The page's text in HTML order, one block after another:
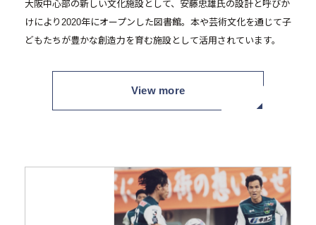
大阪中心部の新しい文化施設として、安藤忠雄氏の設計と呼びか
けにより2020年にオープンした図書館。本や芸術文化を通じて子
どもたちが豊かな創造力を育む施設として活用されています。
View more